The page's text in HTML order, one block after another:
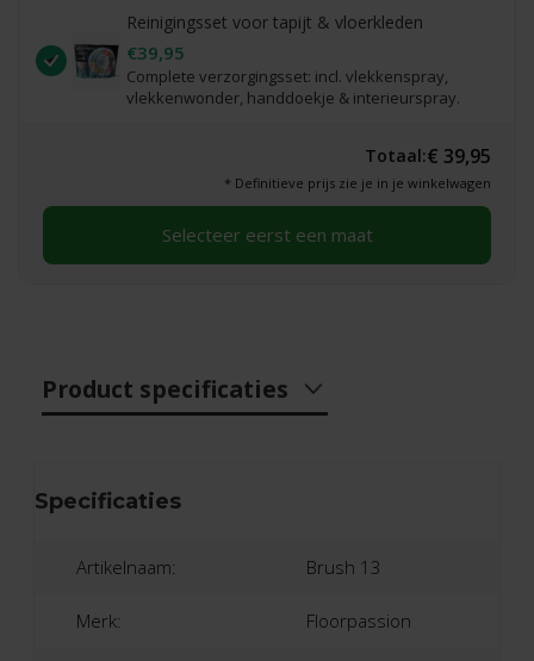
Reinigingsset voor tapijt & vloerkleden
€39,95
Complete verzorgingsset: incl. vlekkenspray,
vlekkenwonder, handdoekje & interieurspray.
Totaal:€ 39,95
* Definitieve prijs zie je in je winkelwagen
Selecteer eerst een maat
Product specificaties
Specificaties
Artikelnaam: Brush 13
Merk: Floorpassion